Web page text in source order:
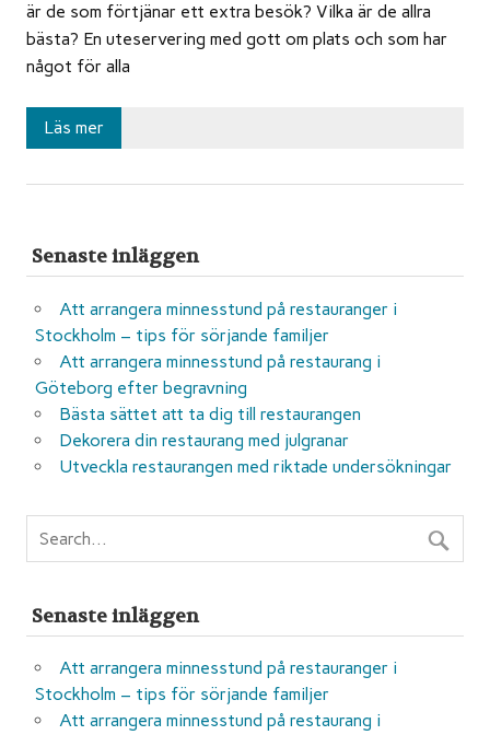
är de som förtjänar ett extra besök? Vilka är de allra
bästa? En uteservering med gott om plats och som har
något för alla
Läs mer
Senaste inläggen
Att arrangera minnesstund på restauranger i
Stockholm – tips för sörjande familjer
Att arrangera minnesstund på restaurang i
Göteborg efter begravning
Bästa sättet att ta dig till restaurangen
Dekorera din restaurang med julgranar
Utveckla restaurangen med riktade undersökningar
Senaste inläggen
Att arrangera minnesstund på restauranger i
Stockholm – tips för sörjande familjer
Att arrangera minnesstund på restaurang i